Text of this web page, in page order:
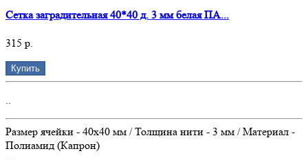
Сетка заградительная 40*40 д. 3 мм белая ПА...
315 р.
Купить
..
Размер ячейки - 40х40 мм / Толщина нити - 3 мм / Материал -
Полиамид (Капрон)